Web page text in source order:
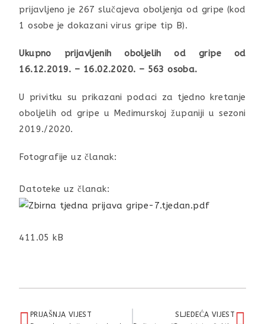
prijavljeno je 267 slučajeva oboljenja od gripe (kod
1 osobe je dokazani virus gripe tip B).
Ukupno prijavljenih oboljelih od gripe od
16.12.2019. – 16.02.2020. – 563 osoba.
U privitku su prikazani podaci za tjedno kretanje
oboljelih od gripe u Međimurskoj županiji u sezoni
2019./2020.
Fotografije uz članak:
Datoteke uz članak:
411.05 kB
PRIJAŠNJA VIJEST SLJEDEĆA VIJEST